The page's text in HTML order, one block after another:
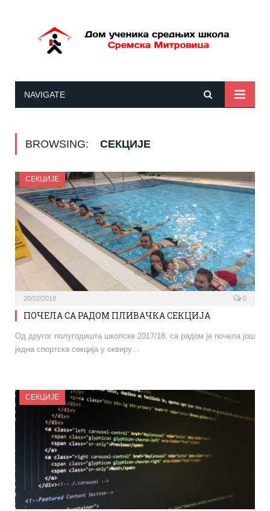
NAVIGATE
BROWSING: СЕКЦИЈЕ
СЕКЦИЈЕ
20/02/2018 0
ПОЧЕЛА СА РАДОМ ПЛИВАЧКА СЕКЦИЈА
Од другог полугодишта школске 2017/18, са радом је почела још
једна спортска секција у оквиру…
СЕКЦИЈЕ